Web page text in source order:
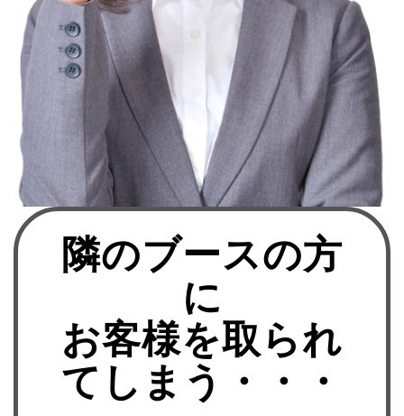
隣のブースの方
に
お客様を取られ
てしまう・・・